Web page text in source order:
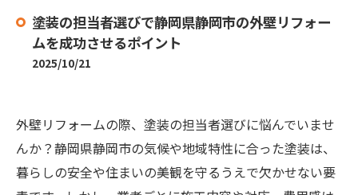
塗装の担当者選びで静岡県静岡市の外壁リフォー
ムを成功させるポイント
2025/10/21
外壁リフォームの際、塗装の担当者選びに悩んでいませ
んか？静岡県静岡市の気候や地域特性に合った塗装は、
暮らしの安全や住まいの美観を守るうえで欠かせない要